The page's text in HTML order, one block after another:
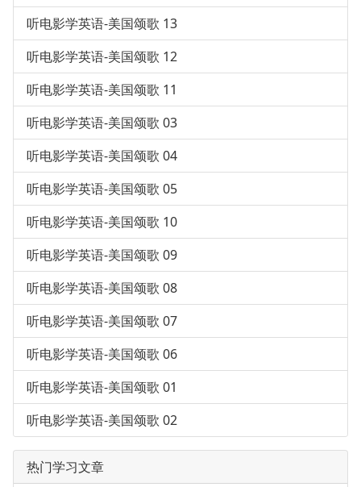
听电影学英语-美国颂歌 13
听电影学英语-美国颂歌 12
听电影学英语-美国颂歌 11
听电影学英语-美国颂歌 03
听电影学英语-美国颂歌 04
听电影学英语-美国颂歌 05
听电影学英语-美国颂歌 10
听电影学英语-美国颂歌 09
听电影学英语-美国颂歌 08
听电影学英语-美国颂歌 07
听电影学英语-美国颂歌 06
听电影学英语-美国颂歌 01
听电影学英语-美国颂歌 02
热门学习文章